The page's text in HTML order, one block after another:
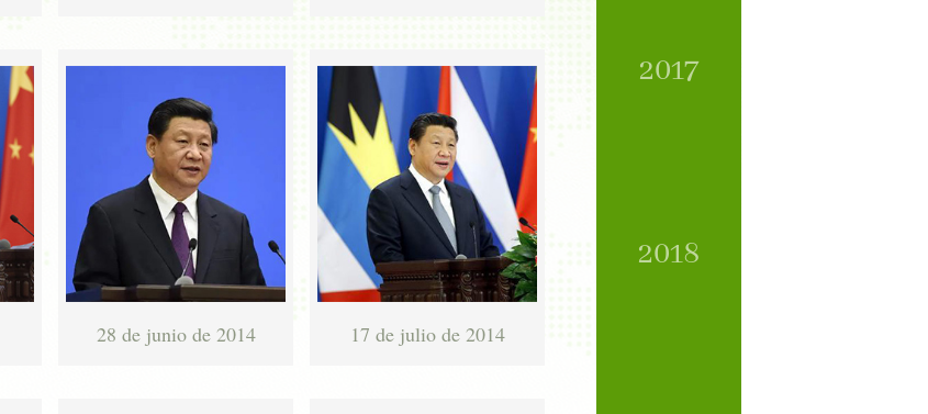
2017
2018
28 de junio de 2014 17 de julio de 2014